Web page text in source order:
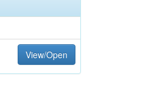
View/Open